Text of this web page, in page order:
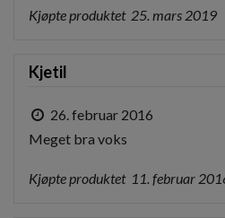
Kjøpte produktet 25. mars 2019
Kjetil
26. februar 2016
Meget bra voks
Kjøpte produktet 11. februar